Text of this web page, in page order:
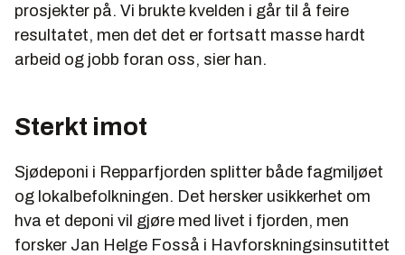
prosjekter på. Vi brukte kvelden i går til å feire
resultatet, men det det er fortsatt masse hardt
arbeid og jobb foran oss, sier han.
Sterkt imot
Sjødeponi i Repparfjorden splitter både fagmiljøet
og lokalbefolkningen. Det hersker usikkerhet om
hva et deponi vil gjøre med livet i fjorden, men
forsker Jan Helge Fosså i Havforskningsinsutittet